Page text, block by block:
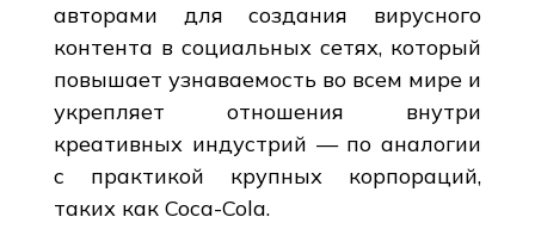
авторами для создания вирусного
контента в социальных сетях, который
повышает узнаваемость во всем мире и
укрепляет отношения внутри
креативных индустрий — по аналогии
с практикой крупных корпораций,
таких как Coca-Cola.